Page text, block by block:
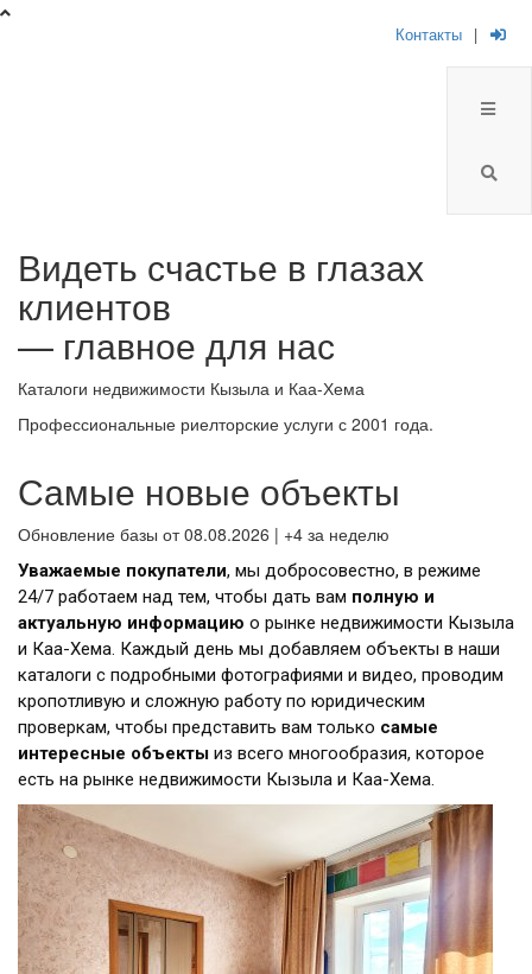
Контакты |
Брокер
Плюс
риелторская
компания
Видеть счастье в глазах
клиентов
— главное для нас
Каталоги недвижимости Кызыла и Каа-Хема
Профессиональные риелторские услуги с 2001 года.
Самые новые объекты
Обновление базы от 08.08.2026 | +4 за неделю
Уважаемые покупатели, мы добросовестно, в режиме
24/7 работаем над тем, чтобы дать вам полную и
актуальную информацию о рынке недвижимости Кызыла
и Каа-Хема. Каждый день мы добавляем объекты в наши
каталоги с подробными фотографиями и видео, проводим
кропотливую и сложную работу по юридическим
проверкам, чтобы представить вам только самые
интересные объекты из всего многообразия, которое
есть на рынке недвижимости Кызыла и Каа-Хема.